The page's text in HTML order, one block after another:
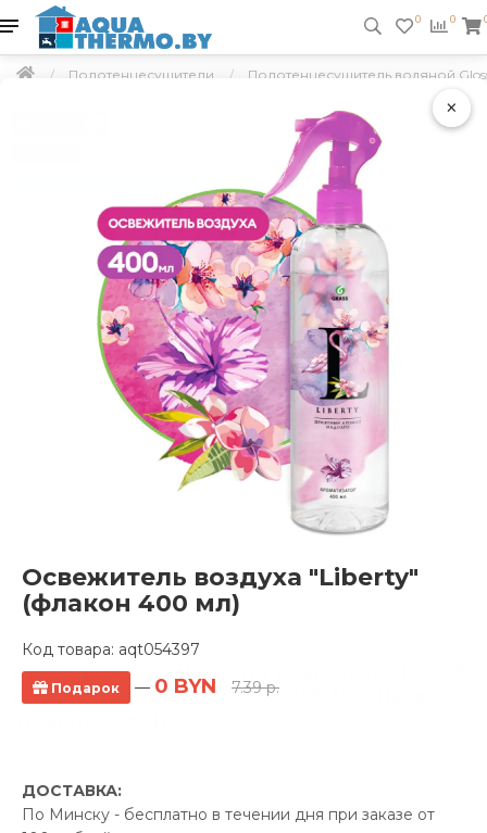
×
Освежитель воздуха "Liberty"
(флакон 400 мл)
Код товара: aqt054397
Подарок — 0 BYN 7.39 р.
ДОСТАВКА:
По Минску - бесплатно в течении дня при заказе от
0 0
Полотенцесушители Полотенцесушитель водяной
Полотенцесушитель водяной Gloss &
Reiter Cascade 500х800/8 1/2" нижнее
Производитель:Gloss &